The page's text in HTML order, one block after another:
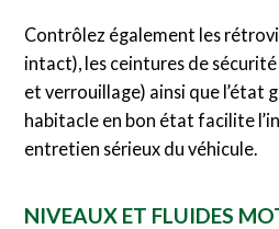
Contrôlez également les
intact), les ceintures de
et verrouillage) ainsi que l’état
habitacle en bon état facilite
entretien sérieux du véhicule.
NIVEAUX ET FLUIDES